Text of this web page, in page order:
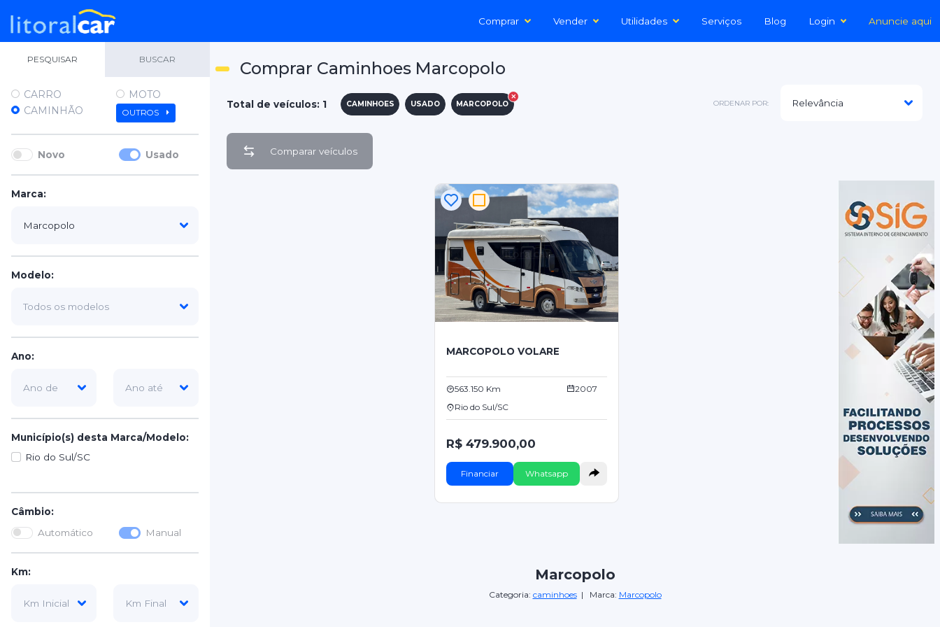
Comprar Vender Utilidades Serviços Blog Login Anuncie aqui
PESQUISAR BUSCAR
CARRO
MOTO
CAMINHÃO
OUTROS
Novo Usado
Marca:
Modelo:
Ano:
Município(s) desta Marca/Modelo:
Rio do Sul/SC
Câmbio:
Automático
Manual
Km:
Comprar Caminhoes Marcopolo
Total de veículos: 1 CAMINHOES USADO MARCOPOLO ORDENAR POR:
Comparar veículos
MARCOPOLO VOLARE
563.150 Km
2007
Rio do Sul/SC
R$ 479.900,00
Financiar Whatsapp
Marcopolo
Categoria: caminhoes| Marca: Marcopolo